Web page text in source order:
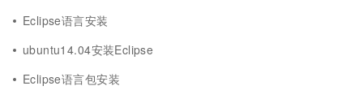
Eclipse语言安装
ubuntu14.04安装Eclipse
Eclipse语言包安装